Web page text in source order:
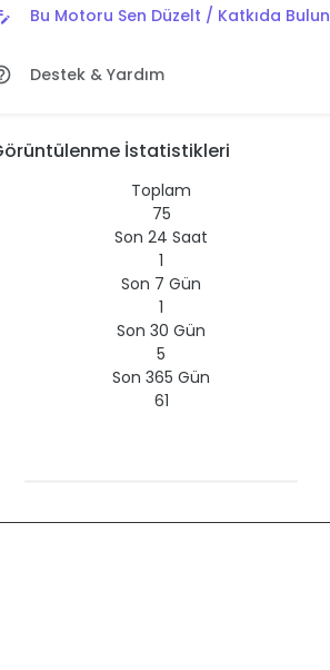
Bu Motoru Sen Düzelt / Katkıda Bulun
Destek & Yardım
İstatistikleri
Toplam
75
Son 24 Saat
1
Son 7 Gün
1
Son 30 Gün
5
Son 365 Gün
61